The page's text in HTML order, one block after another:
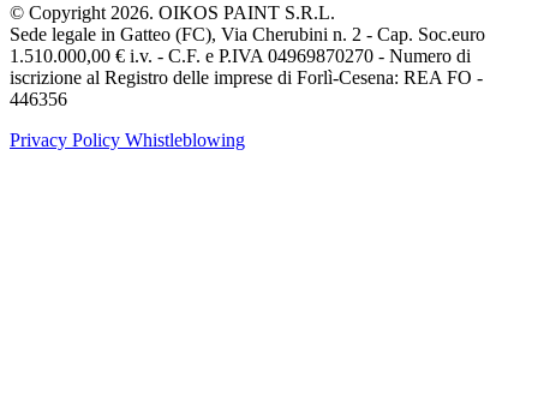
© Copyright 2026. OIKOS PAINT S.R.L.
Sede legale in Gatteo (FC), Via Cherubini n. 2 - Cap. Soc.euro
1.510.000,00 € i.v. - C.F. e P.IVA 04969870270 - Numero di
iscrizione al Registro delle imprese di Forlì-Cesena: REA FO -
446356
Privacy Policy Whistleblowing